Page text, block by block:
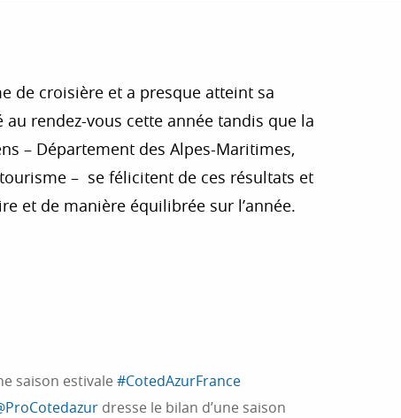
de croisière et a presque atteint sa
rendez-vous cette année tandis que la
– Département des Alpes-Maritimes,
tourisme – se félicitent de ces résultats et
et de manière équilibrée sur l’année.
favoris
saison estivale #CotedAzurFrance
dresse le bilan d’une saison